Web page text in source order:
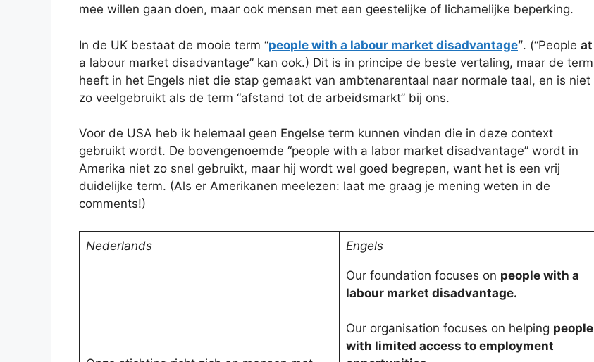
mee willen gaan doen, maar ook mensen met een geestelijke of lichamelijke beperking.
In de UK bestaat de mooie term “people with a labour market disadvantage“. (“People at
a labour market disadvantage” kan ook.) Dit is in principe de beste vertaling, maar de term
heeft in het Engels niet die stap gemaakt van ambtenarentaal naar normale taal, en is niet
zo veelgebruikt als de term “afstand tot de arbeidsmarkt” bij ons.
Voor de USA heb ik helemaal geen Engelse term kunnen vinden die in deze context
gebruikt wordt. De bovengenoemde “people with a labor market disadvantage” wordt in
Amerika niet zo snel gebruikt, maar hij wordt wel goed begrepen, want het is een vrij
duidelijke term. (Als er Amerikanen meelezen: laat me graag je mening weten in de
comments!)
Nederlands Engels
Our foundation focuses on people with a
labour market disadvantage.
Our organisation focuses on helping people
with limited access to employment